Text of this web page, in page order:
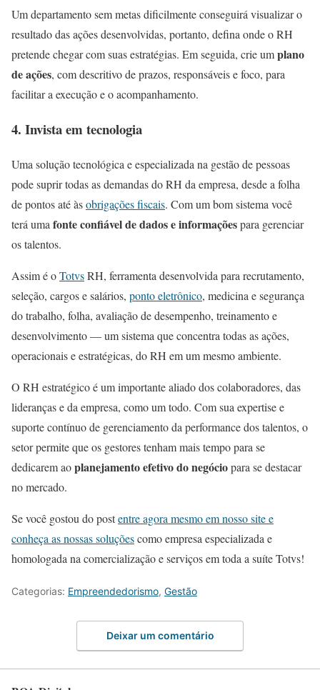
Um departamento sem metas dificilmente conseguirá visualizar o
resultado das ações desenvolvidas, portanto, defina onde o RH
pretende chegar com suas estratégias. Em seguida, crie umplano
de ações, com descritivo de prazos, responsáveis e foco, para
facilitar a execução e o acompanhamento.
4. Invista em tecnologia
Uma solução tecnológica e especializada na gestão de pessoas
pode suprir todas as demandas do RH da empresa, desde a folha
de pontos até àsobrigações fiscais. Com um bom sistema você
terá uma fonte confiável de dados e informaçõespara gerenciar
os talentos.
Assim é oTotvsRH, ferramenta desenvolvida para recrutamento,
seleção, cargos e salários, ponto eletrônico, medicina e segurança
do trabalho, folha, avaliação de desempenho, treinamento e
desenvolvimento — um sistema que concentra todas as ações,
operacionais e estratégicas, do RH em um mesmo ambiente.
O RH estratégico é um importante aliado dos colaboradores, das
lideranças e da empresa, como um todo. Com sua expertise e
suporte contínuo de gerenciamento da performance dos talentos, o
setor permite que os gestores tenham mais tempo para se
dedicarem aoplanejamento efetivo do negóciopara se destacar
no mercado.
Se você gostou do postentre agora mesmo em nosso site e
conheça as nossas soluçõescomo empresa especializada e
homologada na comercialização e serviços em toda a suíte Totvs!
Categorias: Empreendedorismo, Gestão
Deixar um comentário